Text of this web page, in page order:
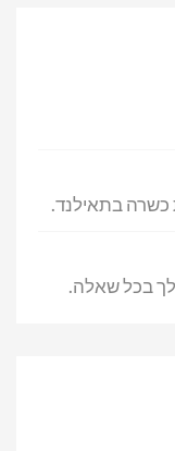
כשרה בתאילנד.
לך בכל שאלה.